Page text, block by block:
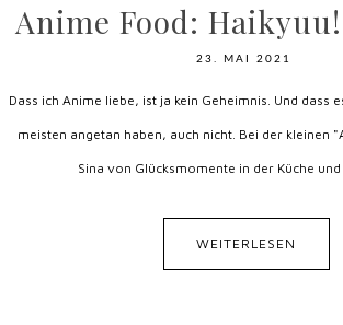
Anime Food:
23. MAI 2021
Dass ich Anime liebe, ist ja kein Geheimnis. Und dass
meisten angetan haben, auch nicht. Bei der kleinen
Sina von Glücksmomente in der Küche und
WEITERLESEN